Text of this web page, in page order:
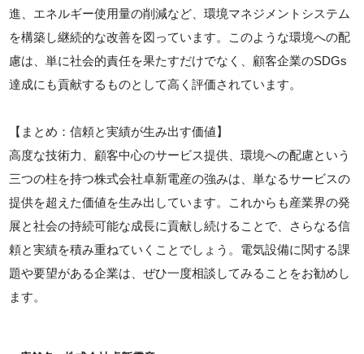
進、エネルギー使用量の削減など、環境マネジメントシステム
を構築し継続的な改善を図っています。このような環境への配
慮は、単に社会的責任を果たすだけでなく、顧客企業のSDGs
達成にも貢献するものとして高く評価されています。
【まとめ：信頼と実績が生み出す価値】
高度な技術力、顧客中心のサービス提供、環境への配慮という
三つの柱を持つ株式会社卓新電産の強みは、単なるサービスの
提供を超えた価値を生み出しています。これからも産業界の発
展と社会の持続可能な成長に貢献し続けることで、さらなる信
頼と実績を積み重ねていくことでしょう。電気設備に関する課
題や要望がある企業は、ぜひ一度相談してみることをお勧めし
ます。